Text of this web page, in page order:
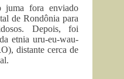
juma fora enviado
de Rondônia para
Depois, foi
etnia uru-eu-wau-
distante cerca de